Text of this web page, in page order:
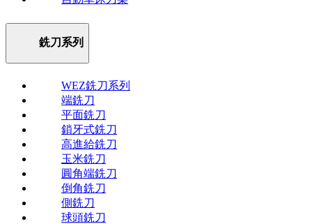
銑刀系列
WEZ銑刀系列
端銑刀
平面銑刀
鎖牙式銑刀
高進給銑刀
玉米銑刀
圓角端銑刀
倒角銑刀
側銑刀
球頭銑刀